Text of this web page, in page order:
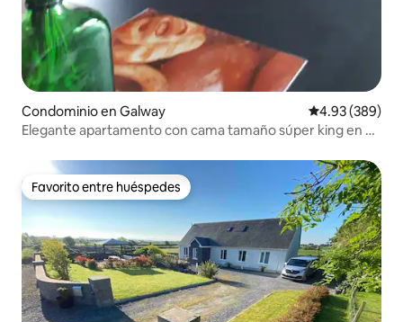
Condominio en Galway Calificación
4.93 (389)
Elegante apartamento con cama tamaño súper king en el
Favorito entre huéspedes
Favorito entre huéspedes